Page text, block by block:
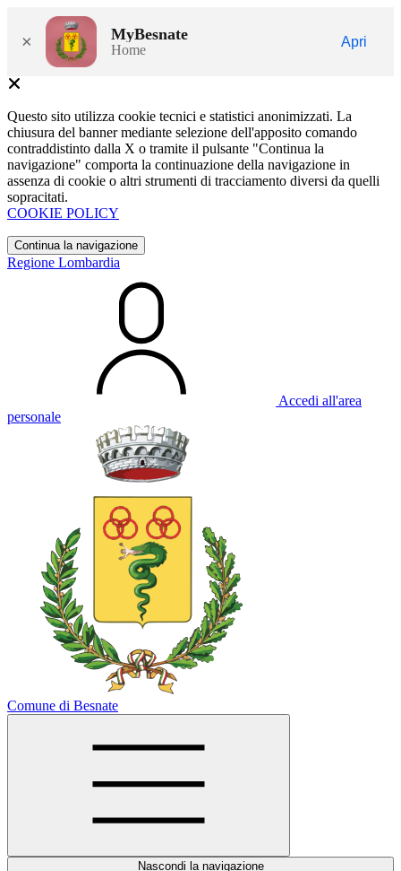
× MyBesnate
Home
Apri
Questo sito utilizza cookie tecnici e statistici anonimizzati. La
chiusura del banner mediante selezione dell'apposito comando
contraddistinto dalla X o tramite il pulsante "Continua la
navigazione" comporta la continuazione della navigazione in
assenza di cookie o altri strumenti di tracciamento diversi da quelli
sopracitati.
COOKIE POLICY
Continua la navigazione
Regione Lombardia
Accedi all'area
personale
Comune di Besnate
Nascondi la navigazione